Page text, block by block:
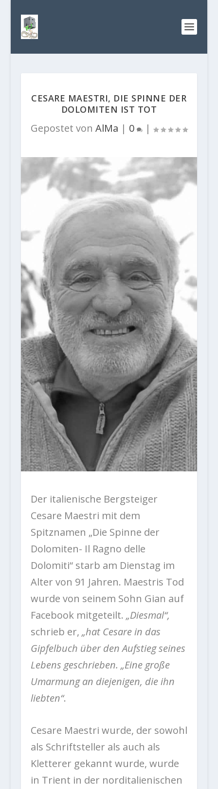
CESARE MAESTRI, DIE SPINNE DER
DOLOMITEN IST TOT
Gepostet von AlMa | 0 |
Der italienische Bergsteiger
Cesare Maestri mit dem
Spitznamen „Die Spinne der
Dolomiten- Il Ragno delle
Dolomiti“ starb am Dienstag im
Alter von 91 Jahren. Maestris Tod
wurde von seinem Sohn Gian auf
Facebook mitgeteilt. „Diesmal“,
schrieb er, „hat Cesare in das
Gipfelbuch über den Aufstieg seines
Lebens geschrieben. „Eine große
Umarmung an diejenigen, die ihn
liebten“.
Cesare Maestri wurde, der sowohl
als Schriftsteller als auch als
Kletterer gekannt wurde, wurde
in Trient in der norditalienischen